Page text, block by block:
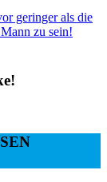
geringer als die
zu sein!